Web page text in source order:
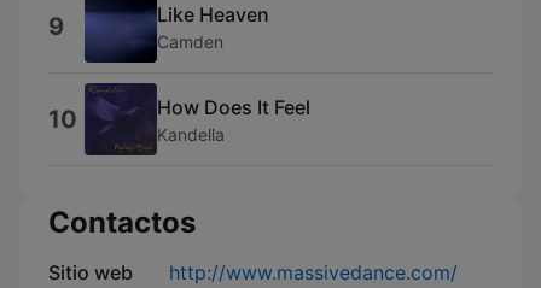
9 Like Heaven
Camden
10 How Does It Feel
Kandella
Contactos
Sitio web http://www.massivedance.com/